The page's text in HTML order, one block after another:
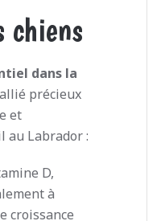
chiens
dans la
précieux
et
au Labrador :
D,
à
croissance